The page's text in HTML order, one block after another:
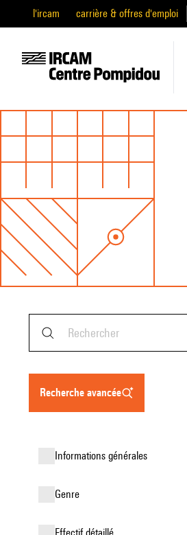
l'ircam carrière & offres d'emploi
recherche avancée
informations générales
genre